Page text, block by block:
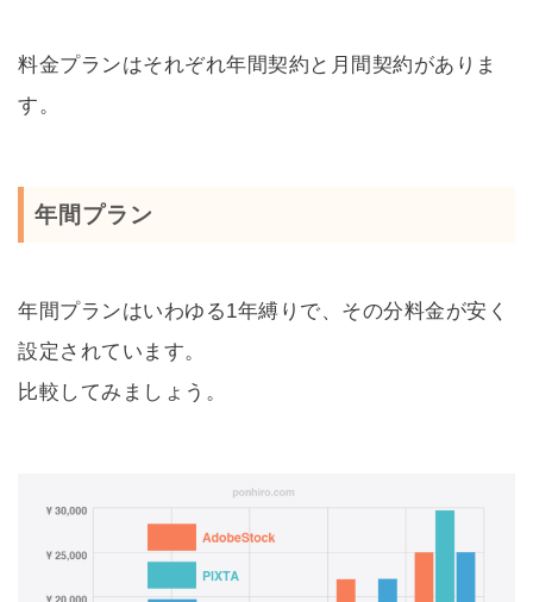
料金プランはそれぞれ年間契約と月間契約がありま
す。
年間プラン
年間プランはいわゆる1年縛りで、その分料金が安く
設定されています。
比較してみましょう。